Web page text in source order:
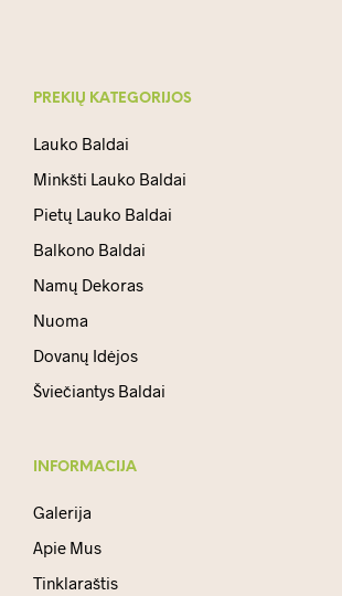
PREKIŲ KATEGORIJOS
Lauko Baldai
Minkšti Lauko Baldai
Pietų Lauko Baldai
Balkono Baldai
Namų Dekoras
Nuoma
Dovanų Idėjos
Šviečiantys Baldai
INFORMACIJA
Galerija
Apie Mus
Tinklaraštis